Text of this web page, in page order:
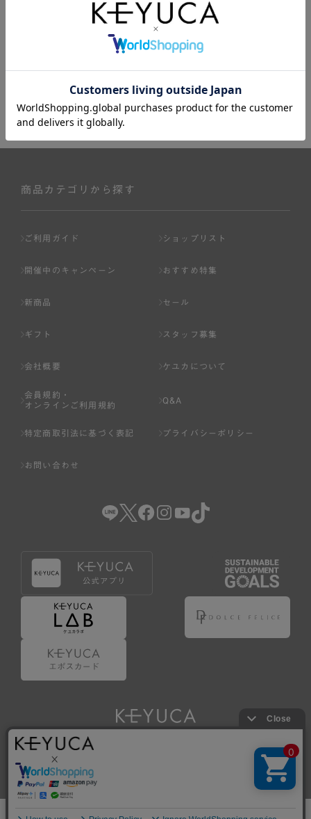
ージ、購入履歴をご利用いただけます。
商品カテゴリから探す
ご利用ガイド ショップリスト
開催中のキャンペーン おすすめ特集
新商品 セール
ギフト スタッフ募集
会社概要 ケユカについて
会員規約・
オンラインご利用規約
Q&A
特定商取引法に基づく表記 プライバシーポリシー
お問い合わせ
Copyright © KAWAJUN Co., Ltd. All Rights Reserved.